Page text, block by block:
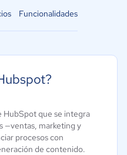
Funcionalidades
HubSpot que se integra
—ventas, marketing y
procesos con
de contenido.